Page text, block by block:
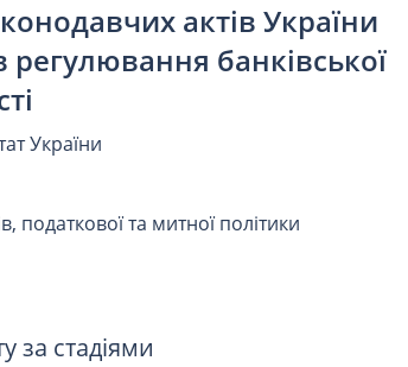
актів України
банківської
України
податкової та митної політики
за стадіями